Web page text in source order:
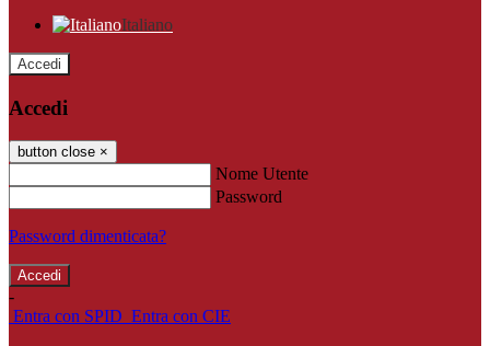
Italiano
Accedi
Accedi
button close ×
Nome Utente
Password
Password dimenticata?
-
Entra con SPID Entra con CIE